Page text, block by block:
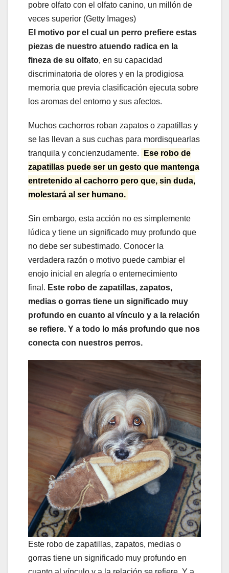
pobre olfato con el olfato canino, un millón de
veces superior (Getty Images)
El motivo por el cual un perro prefiere estas
piezas de nuestro atuendo radica en la
fineza de su olfato, en su capacidad
discriminatoria de olores y en la prodigiosa
memoria que previa clasificación ejecuta sobre
los aromas del entorno y sus afectos.
Muchos cachorros roban zapatos o zapatillas y
se las llevan a sus cuchas para mordisquearlas
tranquila y concienzudamente.
Ese robo de
zapatillas puede ser un gesto que mantenga
entretenido al cachorro pero que, sin duda,
molestará al ser humano.
Sin embargo, esta acción no es simplemente
lúdica y tiene un significado muy profundo que
no debe ser subestimado. Conocer la
verdadera razón o motivo puede cambiar el
enojo inicial en alegría o enternecimiento
final. Este robo de zapatillas, zapatos,
medias o gorras tiene un significado muy
profundo en cuanto al vínculo y a la relación
se refiere. Y a todo lo más profundo que nos
conecta con nuestros perros.
Este robo de zapatillas, zapatos, medias o
gorras tiene un significado muy profundo en